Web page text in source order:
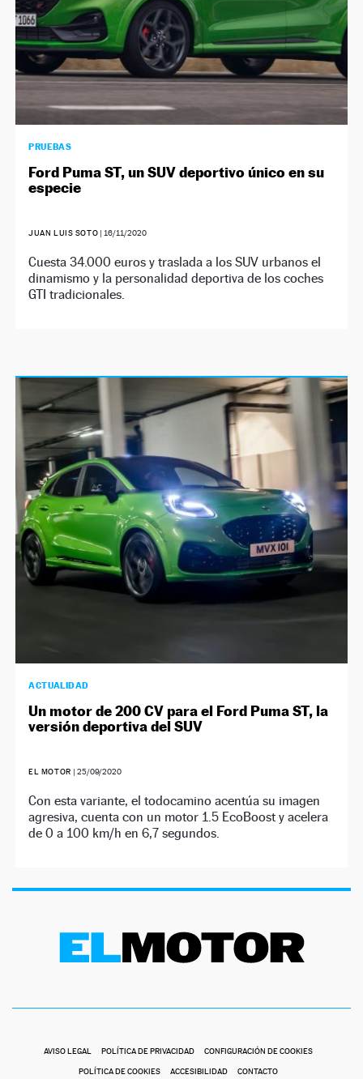
PRUEBAS
Ford Puma ST, un SUV deportivo único en su
especie
JUAN LUIS SOTO | 16/11/2020
Cuesta 34.000 euros y traslada a los SUV urbanos el
dinamismo y la personalidad deportiva de los coches
GTI tradicionales.
ACTUALIDAD
Un motor de 200 CV para el Ford Puma ST, la
versión deportiva del SUV
EL MOTOR | 25/09/2020
Con esta variante, el todocamino acentúa su imagen
agresiva, cuenta con un motor 1.5 EcoBoost y acelera
de 0 a 100 km/h en 6,7 segundos.
AVISO LEGAL POLÍTICA DE PRIVACIDAD CONFIGURACIÓN DE COOKIES
POLÍTICA DE COOKIES ACCESIBILIDAD CONTACTO